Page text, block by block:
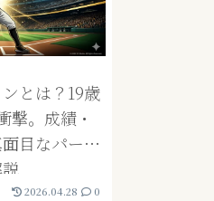
とは？19歳
撃。成績・
目なパーソ
2026.04.28 0